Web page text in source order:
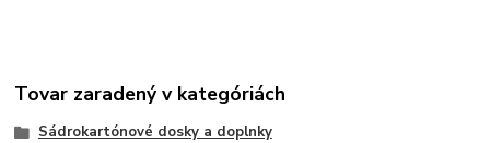
Tovar zaradený v kategóriách
Sádrokartónové dosky a doplnky